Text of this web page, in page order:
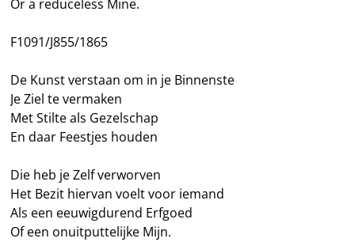
Or a reduceless Mine.
F1091/J855/1865
De Kunst verstaan om in je Binnenste
Je Ziel te vermaken
Met Stilte als Gezelschap
En daar Feestjes houden
Die heb je Zelf verworven
Het Bezit hiervan voelt voor iemand
Als een eeuwigdurend Erfgoed
Of een onuitputtelijke Mijn.